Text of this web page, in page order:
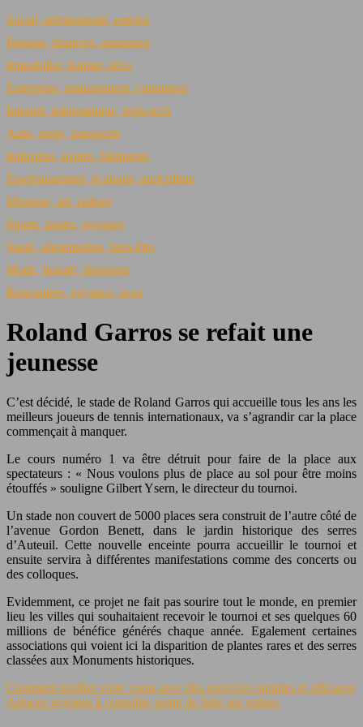
Social, administratif, emploi
Banque, finances, assurance
Immobilier, habitat, déco
Entreprise, management, commerce
Internet, informatique, high-tech
Auto, moto, transports
Industries, usines, bâtiments
Environnement, écologie, agriculture
Musique, art, culture
Sports, loisirs, voyages
Santé, alimentation, bien-être
Mode, beauté, shopping
Rencontres, voyance, sexo
Roland Garros se refait une
jeunesse
C’est décidé, le stade de Roland Garros qui accueille tous les ans les
meilleurs joueurs de tennis internationaux, va s’agrandir car la place
commençait à manquer.
Le cours numéro 1 va être détruit pour faire de la place aux
spectateurs : « Nous voulons plus de place au sol pour être moins
étouffés » souligne Gilbert Ysern, le directeur du tournoi.
Un stade non couvert de 5000 places sera construit de l’autre côté de
l’avenue Gordon Benett, dans le jardin historique des serres
d’Auteuil. Cette nouvelle enceinte pourra accueillir le tournoi et
ensuite servira à différentes manifestations comme des concerts ou
des colloques.
Evidemment, ce projet ne fait pas sourire tout le monde, en premier
lieu les villes qui souhaitaient recevoir le tournoi et ses quelques 60
millions de bénéfice générés chaque année. Egalement certaines
associations qui voient ici la disparition de plantes rares et des serres
classées aux Monuments historiques.
Comment tonifier votre corps avec des exercices simples et efficaces
Astuces voyages à connaître avant de faire ses valises